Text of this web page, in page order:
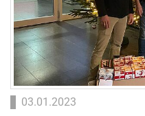
03.01.2023